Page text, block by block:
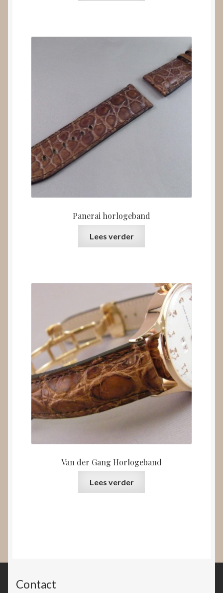
Panerai horlogeband
Lees verder
Van der Gang Horlogeband
Lees verder
Contact